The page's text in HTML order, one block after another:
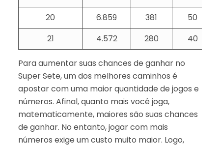
20
6.859 381
50
21
4.572 280 40
Para aumentar suas chances de ganhar no
Super Sete, um dos melhores caminhos é
apostar com uma maior quantidade de jogos e
números. Afinal, quanto mais você joga,
matematicamente, maiores são suas chances
de ganhar. No entanto, jogar com mais
números exige um custo muito maior. Logo,